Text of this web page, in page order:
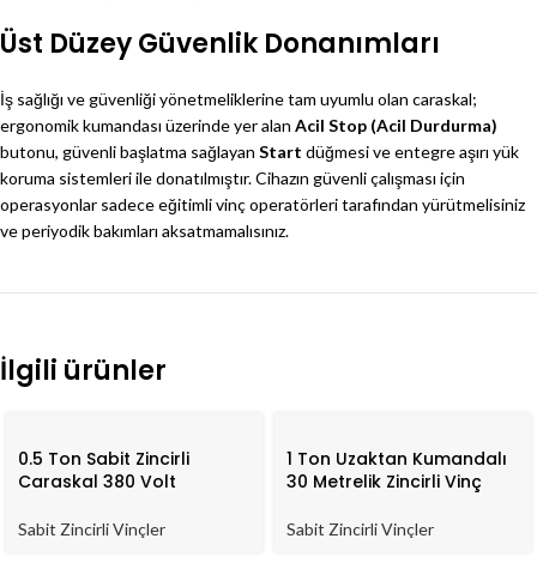
Üst Düzey Güvenlik Donanımları
İş sağlığı ve güvenliği yönetmeliklerine tam uyumlu olan caraskal;
ergonomik kumandası üzerinde yer alan Acil Stop (Acil Durdurma)
butonu, güvenli başlatma sağlayan Start düğmesi ve entegre aşırı yük
koruma sistemleri ile donatılmıştır. Cihazın güvenli çalışması için
operasyonlar sadece eğitimli vinç operatörleri tarafından yürütmelisiniz
ve periyodik bakımları aksatmamalısınız.
İlgili ürünler
0.5 Ton Sabit Zincirli
Caraskal 380 Volt
Sabit Zincirli Vinçler
1 Ton Uzaktan Kumandalı
30 Metrelik Zincirli Vinç
Sabit Zincirli Vinçler